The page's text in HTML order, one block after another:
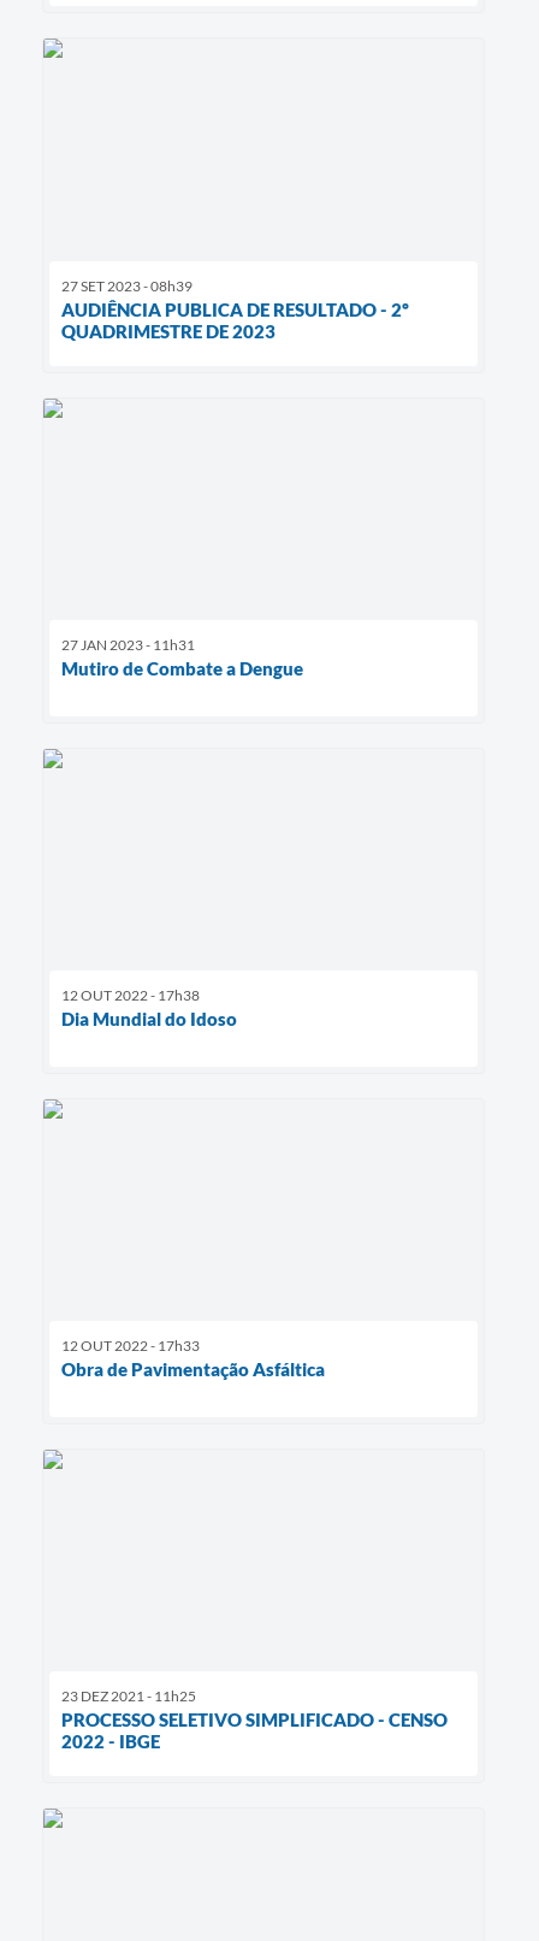
27 SET 2023 - 08h39
AUDIÊNCIA PUBLICA DE RESULTADO - 2º
QUADRIMESTRE DE 2023
27 JAN 2023 - 11h31
Mutiro de Combate a Dengue
12 OUT 2022 - 17h38
Dia Mundial do Idoso
12 OUT 2022 - 17h33
Obra de Pavimentação Asfáltica
23 DEZ 2021 - 11h25
PROCESSO SELETIVO SIMPLIFICADO - CENSO
2022 - IBGE